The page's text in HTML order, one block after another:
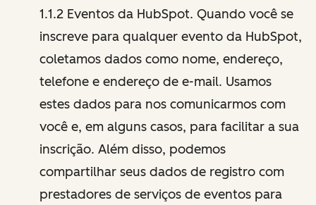
1.1.2 Eventos da HubSpot. Quando você se
inscreve para qualquer evento da HubSpot,
coletamos dados como nome, endereço,
telefone e endereço de e-mail. Usamos
estes dados para nos comunicarmos com
você e, em alguns casos, para facilitar a sua
inscrição. Além disso, podemos
compartilhar seus dados de registro com
prestadores de serviços de eventos para